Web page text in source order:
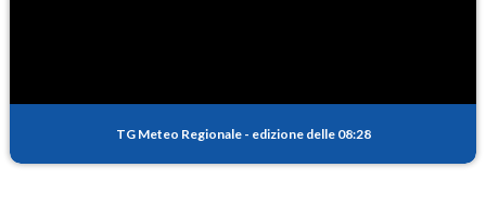
PM25
TG Meteo Regionale - edizione delle 08:28